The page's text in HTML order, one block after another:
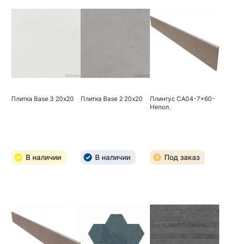
Плитка Base 3 20х20
В наличии
Плитка Base 2 20х20
В наличии
Плинтус CA04-7x60-
Непол.
Под заказ